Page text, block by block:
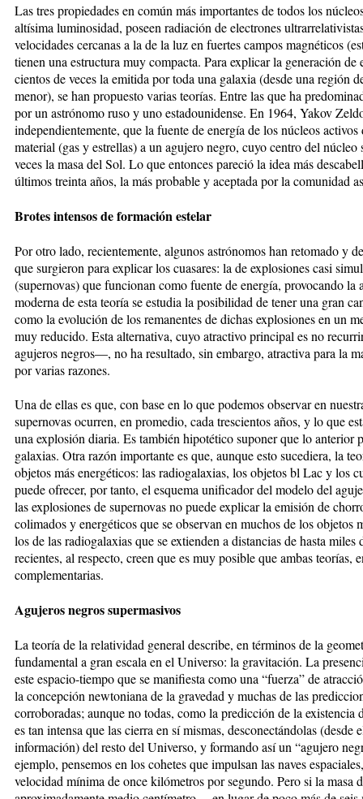
Las tres propiedades en común más importantes de todos los
altísima luminosidad, poseen radiación de electrones
velocidades cercanas a la de la luz en fuertes campos magnéticos
tienen una estructura muy compacta. Para explicar la generación de
cientos de veces la emitida por toda una galaxia (desde una región
menor), se han propuesto varias teorías. Entre las que ha
por un astrónomo ruso y uno estadounidense. En 1964, Yakov
independientemente, que la fuente de energía de los núcleos
material (gas y estrellas) a un agujero negro, cuyo centro del
veces la masa del Sol. Lo que entonces pareció la idea más
últimos treinta años, la más probable y aceptada por la comunidad
Brotes intensos de formación estelar
Por otro lado, recientemente, algunos astrónomos han retomado y
que surgieron para explicar los cuasares: la de explosiones casi
(supernovas) que funcionan como fuente de energía, provocando la
moderna de esta teoría se estudia la posibilidad de tener una gran
como la evolución de los remanentes de dichas explosiones en un
muy reducido. Esta alternativa, cuyo atractivo principal es no
agujeros negros—, no ha resultado, sin embargo, atractiva para la
por varias razones.
Una de ellas es que, con base en lo que podemos observar en
supernovas ocurren, en promedio, cada trescientos años, y lo que
una explosión diaria. Es también hipotético suponer que lo anterior
galaxias. Otra razón importante es que, aunque esto sucediera, la
objetos más energéticos: las radiogalaxias, los objetos bl Lac y los
puede ofrecer, por tanto, el esquema unificador del modelo del
las explosiones de supernovas no puede explicar la emisión de
colimados y energéticos que se observan en muchos de los objetos
los de las radiogalaxias que se extienden a distancias de hasta
recientes, al respecto, creen que es muy posible que ambas teorías,
complementarias.
Agujeros negros supermasivos
La teoría de la relatividad general describe, en términos de la
fundamental a gran escala en el Universo: la gravitación. La
este espacio-tiempo que se manifiesta como una “fuerza” de
la concepción newtoniana de la gravedad y muchas de las
corroboradas; aunque no todas, como la predicción de la existencia
es tan intensa que las cierra en sí mismas, desconectándolas
información) del resto del Universo, y formando así un “agujero
ejemplo, pensemos en los cohetes que impulsan las naves
velocidad mínima de once kilómetros por segundo. Pero si la masa